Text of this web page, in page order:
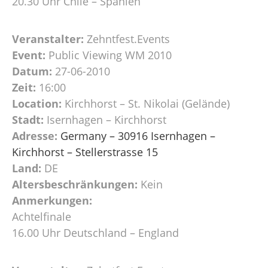
Veranstalter: Zehntfest.Events
Event: Public Viewing WM 2010
Datum: 27-06-2010
Zeit: 16:00
Location: Kirchhorst – St. Nikolai (Gelände)
Stadt: Isernhagen – Kirchhorst
Adresse: Germany – 30916 Isernhagen –
Kirchhorst – Stellerstrasse 15
Land: DE
Altersbeschränkungen: Kein
Anmerkungen:
Achtelfinale
16.00 Uhr Deutschland – England